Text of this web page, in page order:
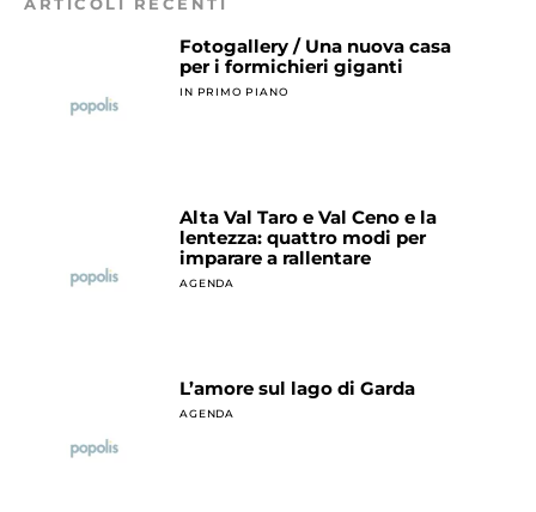
Fotogallery / Una nuova casa
per i formichieri giganti
IN PRIMO PIANO
Alta Val Taro e Val Ceno e la
lentezza: quattro modi per
imparare a rallentare
AGENDA
L’amore sul lago di Garda
AGENDA